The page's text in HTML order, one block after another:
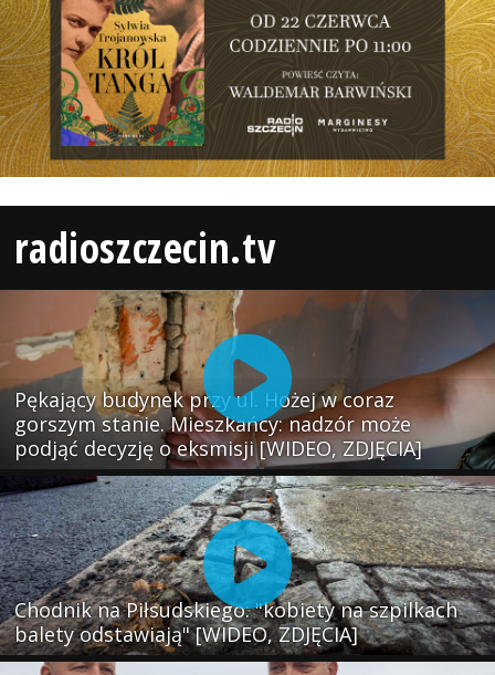
radioszczecin.tv
Pękający budynek przy ul. Hożej w coraz
gorszym stanie. Mieszkańcy: nadzór może
podjąć decyzję o eksmisji [WIDEO, ZDJĘCIA]
Chodnik na Piłsudskiego: "kobiety na szpilkach
balety odstawiają" [WIDEO, ZDJĘCIA]